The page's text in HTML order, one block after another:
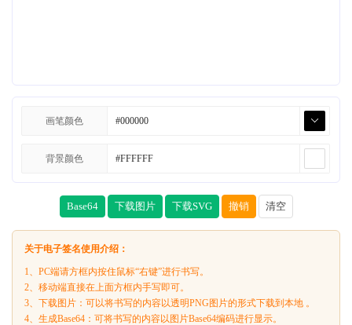
画笔颜色
背景颜色
Base64 下载图片 下载SVG 撤销 清空
关于电子签名使用介绍：
1、PC端请方框内按住鼠标“右键”进行书写。
2、移动端直接在上面方框内手写即可。
3、下载图片：可以将书写的内容以透明PNG图片的形式下载到本地 。
4、生成Base64：可将书写的内容以图片Base64编码进行显示。